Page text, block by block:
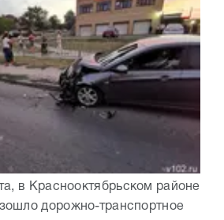
в Краснооктябрьском районе
дорожно-транспортное